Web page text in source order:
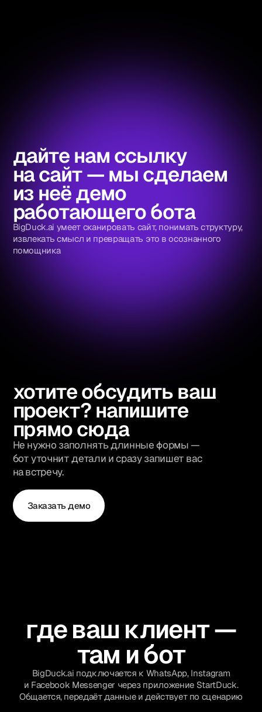
дайте нам ссылку
на сайт — мы сделаем
из неё демо
работающего бота
BigDuck.ai умеет сканировать сайт, понимать структуру,
извлекать смысл и превращать это в осознанного
помощника
хотите обсудить ваш
проект? напишите
прямо сюда
Не нужно заполнять длинные формы —
бот уточнит детали и сразу запишет вас
на встречу.
Заказать демо
где ваш клиент —
там и бот
BigDuck.ai подключается к WhatsApp, Instagram
и Facebook Messenger через приложение StartDuck.
Общается, передаёт данные и действует по сценарию